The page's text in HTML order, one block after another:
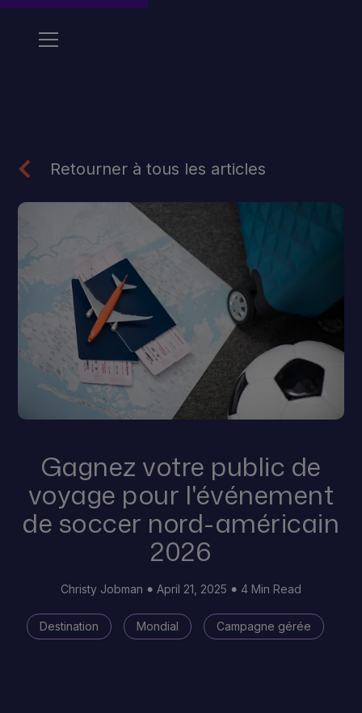
Retourner à tous les articles
Gagnez votre public de
voyage pour l'événement
de soccer nord-américain
2026
Christy Jobman April 21, 2025 4 Min Read
Destination Mondial Campagne gérée